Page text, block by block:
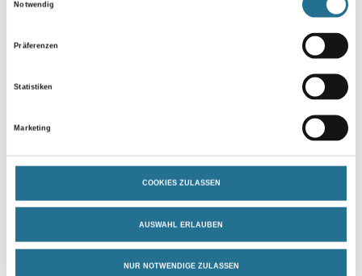
Notwendig
Präferenzen
Statistiken
Marketing
COOKIES ZULASSEN
AUSWAHL ERLAUBEN
NUR NOTWENDIGE ZULASSEN
Umrechnungsfaktoren
PRODUKTEIGENSCHAFTEN